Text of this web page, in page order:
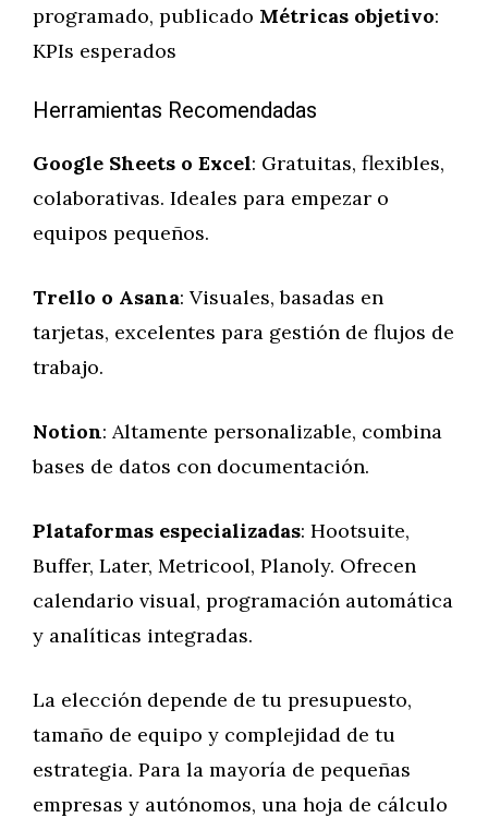
programado, publicado Métricas objetivo:
KPIs esperados
Herramientas Recomendadas
Google Sheets o Excel: Gratuitas, flexibles,
colaborativas. Ideales para empezar o
equipos pequeños.
Trello o Asana: Visuales, basadas en
tarjetas, excelentes para gestión de flujos de
trabajo.
Notion: Altamente personalizable, combina
bases de datos con documentación.
Plataformas especializadas: Hootsuite,
Buffer, Later, Metricool, Planoly. Ofrecen
calendario visual, programación automática
y analíticas integradas.
La elección depende de tu presupuesto,
tamaño de equipo y complejidad de tu
estrategia. Para la mayoría de pequeñas
empresas y autónomos, una hoja de cálculo